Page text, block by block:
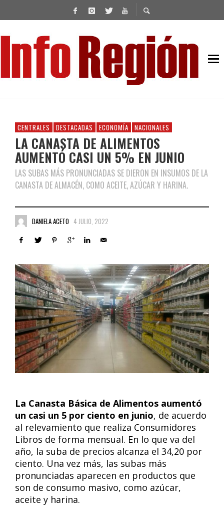
CENTRALES DESTACADAS ECONOMÍA NACIONALES
LA CANASTA DE ALIMENTOS
AUMENTÓ CASI UN 5% EN JUNIO
LAS SUBAS MÁS PRONUNCIADAS SE DIERON EN INSUMOS DE LA
CANASTA DE ALMACÉN, COMO ACEITE, AZÚCAR Y HARINA.
DANIELA ACETO 4 JULIO, 2022
La Canasta Básica de Alimentos aumentó
un casi un 5 por ciento en junio, de acuerdo
al relevamiento que realiza Consumidores
Libros de forma mensual. En lo que va del
año, la suba de precios alcanza el 34,20 por
ciento. Una vez más, las subas más
pronunciadas aparecen en productos que
son de consumo masivo, como azúcar,
aceite y harina.